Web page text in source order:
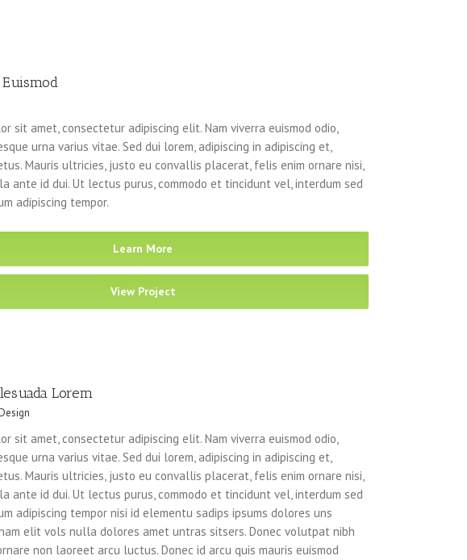
sit amet, consectetur adipiscing elit. Nam viverra euismod odio,
urna varius vitae. Sed dui lorem, adipiscing in adipiscing et,
Mauris ultricies, justo eu convallis placerat, felis enim ornare nisi,
ante id dui. Ut lectus purus, commodo et tincidunt vel, interdum sed
adipiscing tempor.
Learn More
View Project
Lorem
sit amet, consectetur adipiscing elit. Nam viverra euismod odio,
urna varius vitae. Sed dui lorem, adipiscing in adipiscing et,
Mauris ultricies, justo eu convallis placerat, felis enim ornare nisi,
ante id dui. Ut lectus purus, commodo et tincidunt vel, interdum sed
adipiscing tempor nisi id elementu sadips ipsums dolores uns
elit vols nulla dolores amet untras sitsers. Donec volutpat nibh
non laoreet arcu luctus. Donec id arcu quis mauris euismod